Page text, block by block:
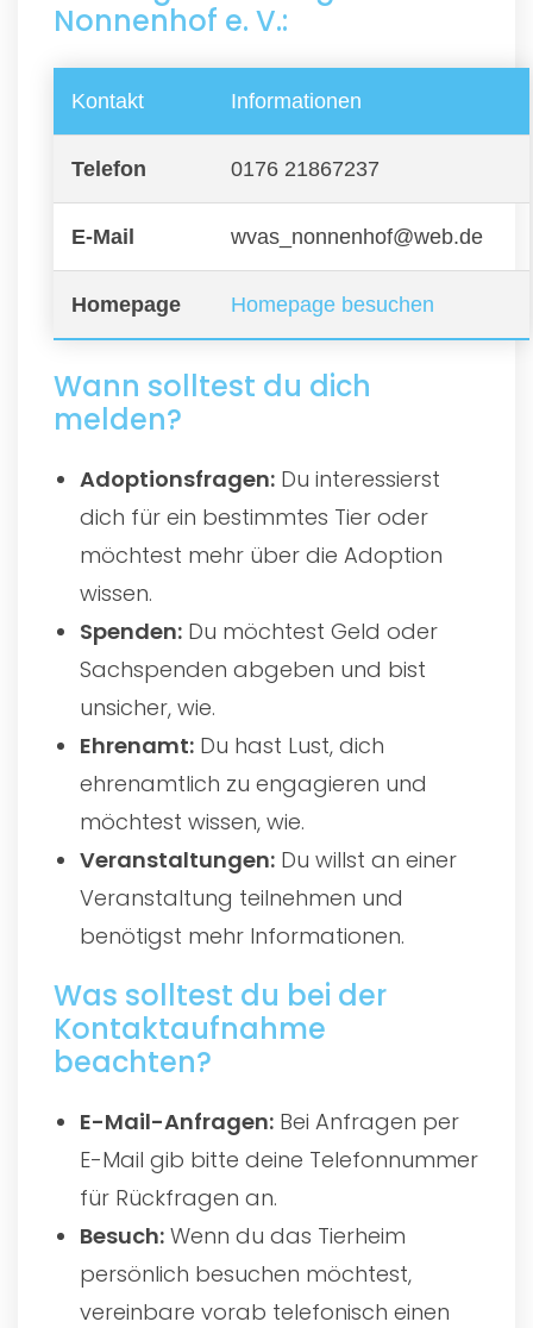
Nonnenhof e. V.:
Kontakt Informationen
Telefon 0176 21867237
E-Mail wvas_nonnenhof@web.de
Homepage Homepage besuchen
Wann solltest du dich
melden?
Adoptionsfragen: Du interessierst
dich für ein bestimmtes Tier oder
möchtest mehr über die Adoption
wissen.
Spenden: Du möchtest Geld oder
Sachspenden abgeben und bist
unsicher, wie.
Ehrenamt: Du hast Lust, dich
ehrenamtlich zu engagieren und
möchtest wissen, wie.
Veranstaltungen: Du willst an einer
Veranstaltung teilnehmen und
benötigst mehr Informationen.
Was solltest du bei der
Kontaktaufnahme
beachten?
E-Mail-Anfragen: Bei Anfragen per
E-Mail gib bitte deine Telefonnummer
für Rückfragen an.
Besuch: Wenn du das Tierheim
persönlich besuchen möchtest,
vereinbare vorab telefonisch einen